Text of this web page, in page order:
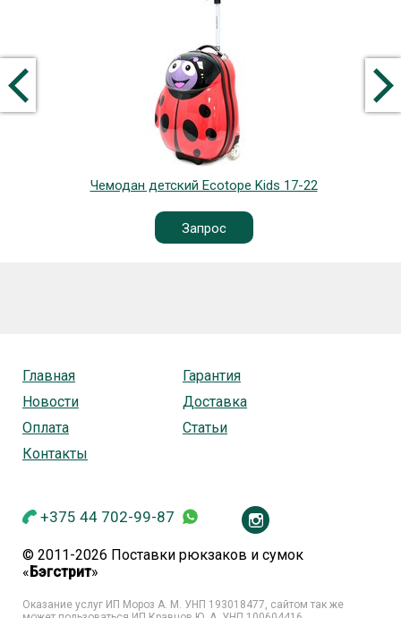
Чемодан детский Ecotope Kids 17-22
Запрос
+375 44 702-99-87
Главная
Гарантия
Новости
Доставка
Оплата
Статьи
Контакты
© 2011-2026 Поставки рюкзаков и сумок
« Бэгстрит»
Оказание услуг ИП Мороз А. М. УНП 193018477, сайтом так же